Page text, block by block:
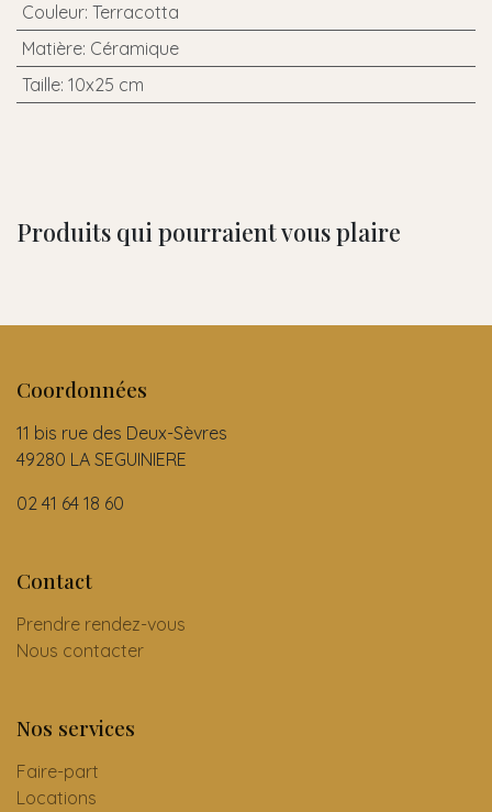
Couleur: Terracotta
Matière: Céramique
Taille: 10x25 cm
Produits qui pourraient vous plaire
Coordonnées
11 bis rue des Deux-Sèvres
49280 LA SEGUINIERE
02 41 64 18 60
Contact
Prendre rendez-vous
Nous contacter
Nos services
Faire-part
Locations